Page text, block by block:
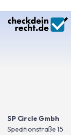
SP Circle Gmbh
Speditionstraße 15